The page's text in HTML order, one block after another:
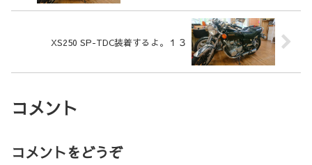
XS250 SP-TDC装着するよ。１３
コメント
コメントをどうぞ